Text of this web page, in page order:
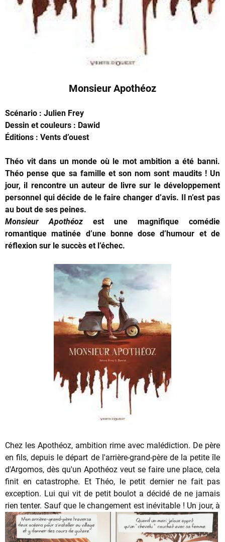
Monsieur Apothéoz
Scénario : Julien Frey
Dessin et couleurs : Dawid
Éditions : Vents d’ouest
Théo vit dans un monde où le mot ambition a été banni.
Théo pense que sa famille et son nom sont maudits ! Un
jour, il rencontre un auteur de livre sur le développement
personnel qui décide de le faire changer d’avis. Il n’est pas
au bout de ses peines.
Monsieur Apothéoz est une magnifique comédie
romantique matinée d’une bonne dose d’humour et de
réflexion sur le succès et l’échec.
Chez les Apothéoz, ambition rime avec malédiction. De père
en fils, depuis le départ de l'arrière-grand-père de la petite île
d'Argomos, dès qu'un Apothéoz veut se faire une place, cela
finit en catastrophe. Et Théo, le petit dernier ne fait pas
exception. Lui qui vit de petit boulot a décidé de ne jamais
rien tenter. Sauf que le changement est inévitable ! Un jour, à